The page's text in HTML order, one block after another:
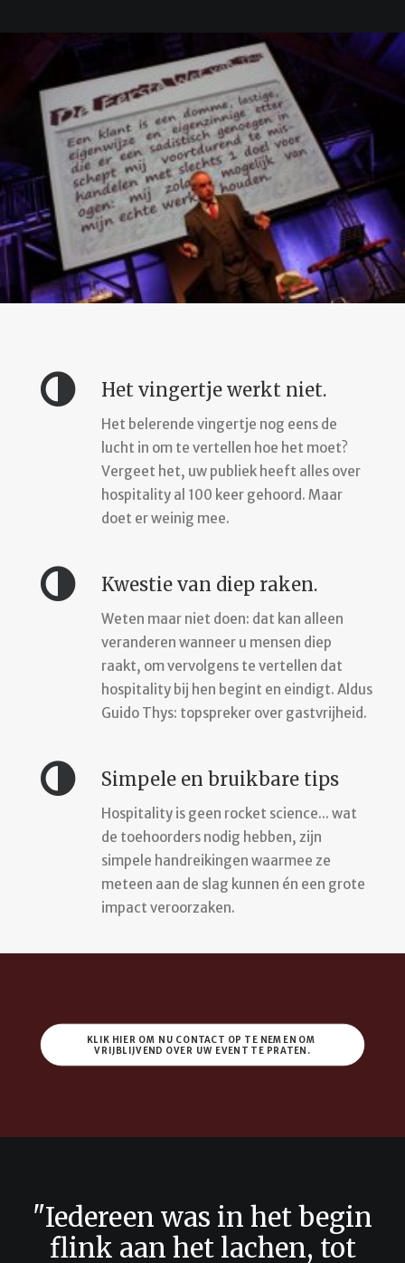
Het vingertje werkt niet.
Het belerende vingertje nog eens de
lucht in om te vertellen hoe het moet?
Vergeet het, uw publiek heeft alles over
hospitality al 100 keer gehoord. Maar
doet er weinig mee.
Kwestie van diep raken.
Weten maar niet doen: dat kan alleen
veranderen wanneer u mensen diep
raakt, om vervolgens te vertellen dat
hospitality bij hen begint en eindigt. Aldus
Guido Thys: topspreker over gastvrijheid.
Simpele en bruikbare tips
Hospitality is geen rocket science... wat
de toehoorders nodig hebben, zijn
simpele handreikingen waarmee ze
meteen aan de slag kunnen én een grote
impact veroorzaken.
KLIK HIER OM NU CONTACT OP TE NEMEN OM
VRIJBLIJVEND OVER UW EVENT TE PRATEN.
"Iedereen was in het begin
flink aan het lachen, tot